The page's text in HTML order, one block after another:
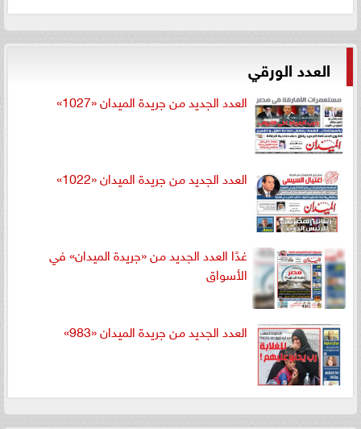
العدد الورقي
العدد الجديد من جريدة الميدان «1027»
العدد الجديد من جريدة الميدان «1022»
غدًا العدد الجديد من «جريدة الميدان» في
الأسواق
العدد الجديد من جريدة الميدان «983»